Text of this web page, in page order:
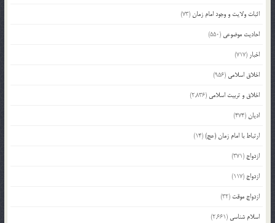
اثبات ولایت و وجود امام زمان(73)
احادیث موضوعی (550)
اخبار (717)
اخلاق اسلامی (956)
اخلاق و تربیت اسلامی (2,836)
ادیان(474)
ارتباط با امام زمان (عج)(14)
ازدواج (371)
ازدواج (117)
ازدواج موقت (32)
اسلام شناسی (2,661)